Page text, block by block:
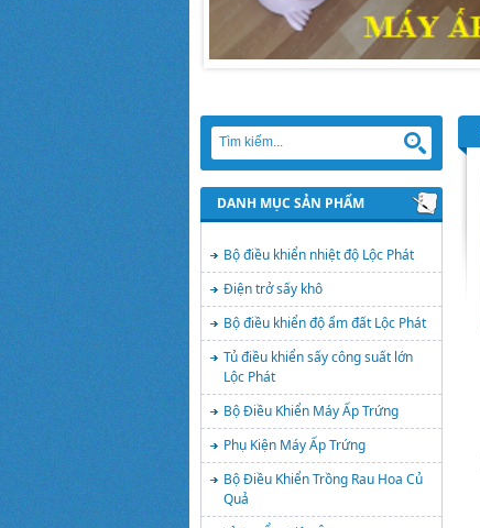
DANH MỤC SẢN PHẨM
Bộ điều khiển nhiệt độ Lộc Phát
Điện trở sấy khô
Bộ điều khiển độ ẩm đất Lộc Phát
Tủ điều khiển sấy công suất lớn
Lộc Phát
Bộ Điều Khiển Máy Ấp Trứng
Phụ Kiện Máy Ấp Trứng
Bộ Điều Khiển Trồng Rau Hoa Củ
Quả